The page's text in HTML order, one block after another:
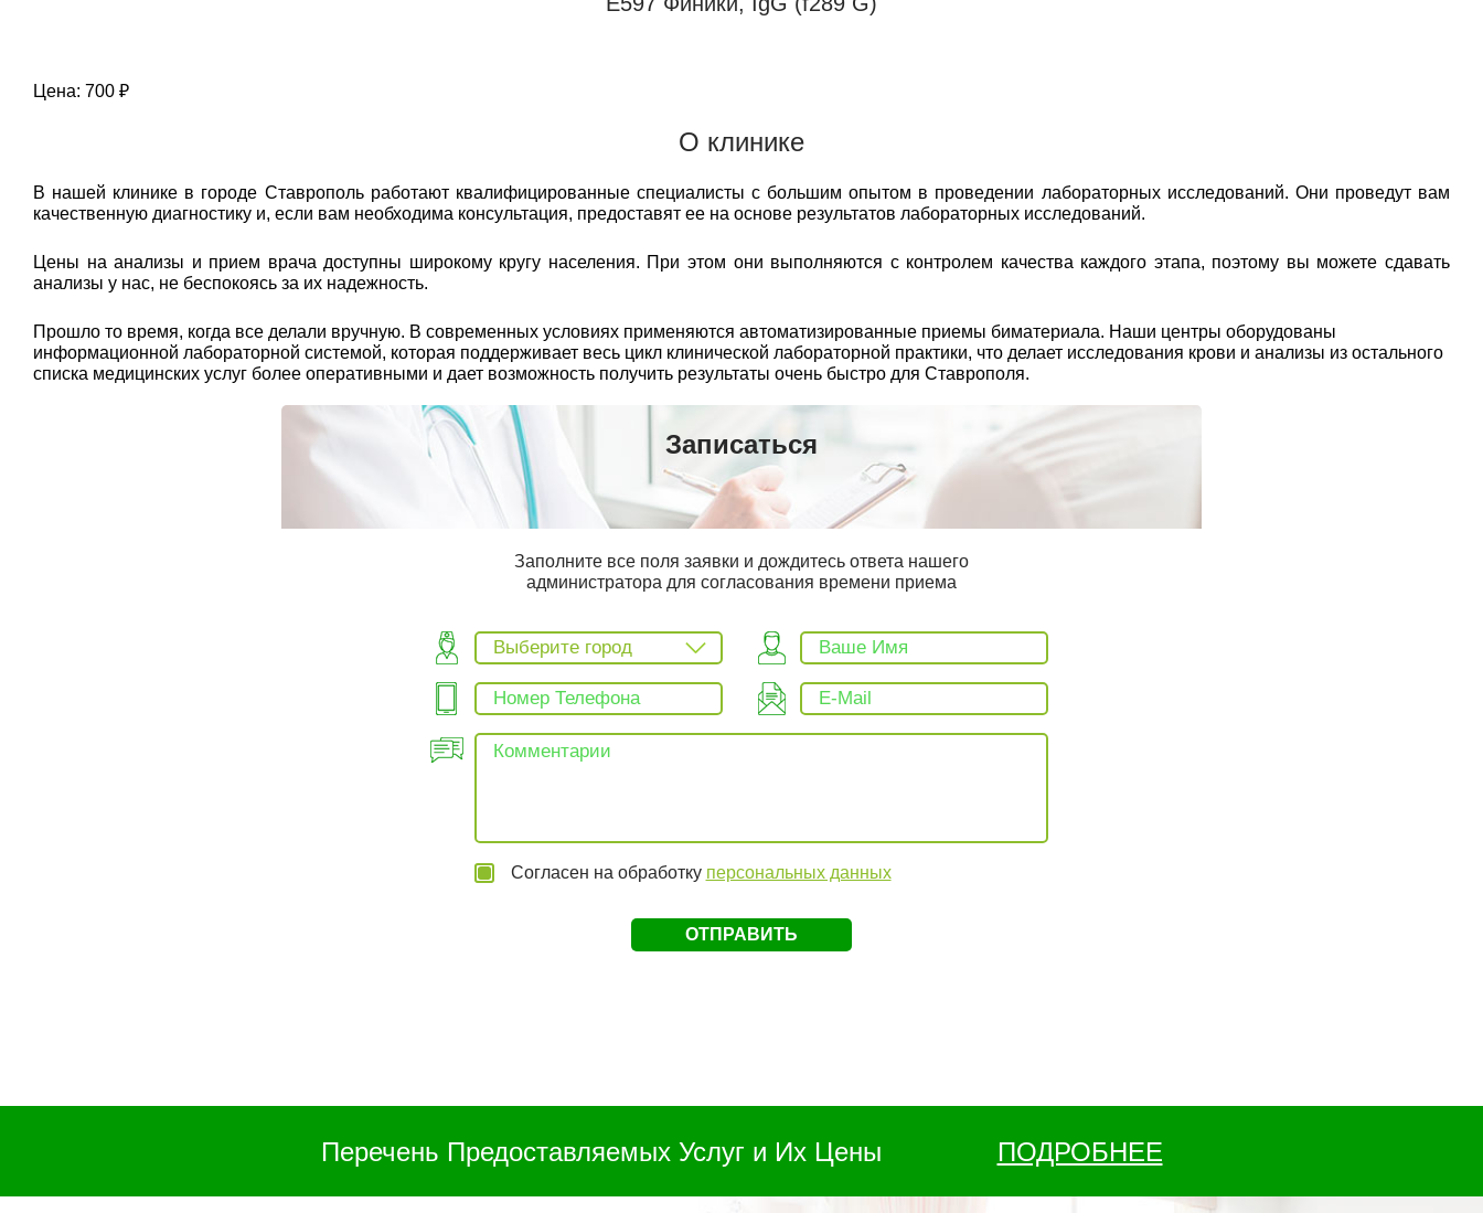
Цена: 700 ₽
О клинике
В нашей клинике в городе Ставрополь работают квалифицированные специалисты с большим опытом в проведении лабораторных исследований. Они проведут вам
качественную диагностику и, если вам необходима консультация, предоставят ее на основе результатов лабораторных исследований.
Цены на анализы и прием врача доступны широкому кругу населения. При этом они выполняются с контролем качества каждого этапа, поэтому вы можете сдавать
анализы у нас, не беспокоясь за их надежность.
Прошло то время, когда все делали вручную. В современных условиях применяются автоматизированные приемы биматериала. Наши центры оборудованы
информационной лабораторной системой, которая поддерживает весь цикл клинической лабораторной практики, что делает исследования крови и анализы из остального
списка медицинских услуг более оперативными и дает возможность получить результаты очень быстро для Ставрополя.
Записаться
Заполните все поля заявки и дождитесь ответа нашего
администратора для согласования времени приема
Выберите город
Согласен на обработку персональных данных
Перечень Предоставляемых Услуг и Их Цены ПОДРОБНЕЕ